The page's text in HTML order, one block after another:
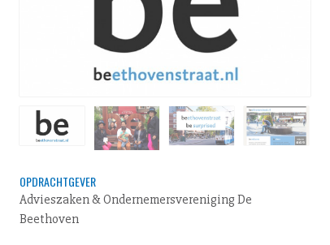
OPDRACHTGEVER
Advieszaken & Ondernemersvereniging De
Beethoven